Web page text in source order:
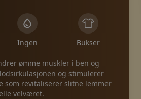
Ingen Bukser
ømme muskler i ben og
og stimulerer
som revitaliserer slitne lemmer
velværet.